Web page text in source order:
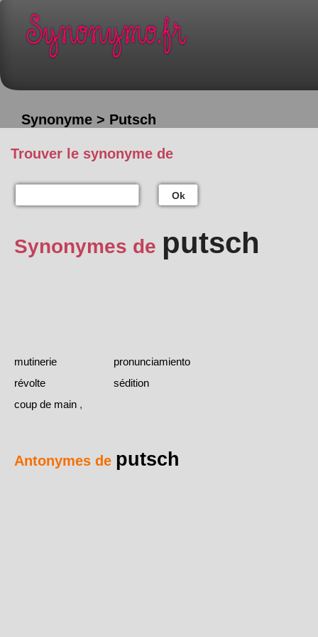
Synonyme > Putsch
Trouver le synonyme de
Ok
Synonymes de putsch
mutinerie
pronunciamiento
révolte
sédition
coup de main ,
Antonymes de putsch